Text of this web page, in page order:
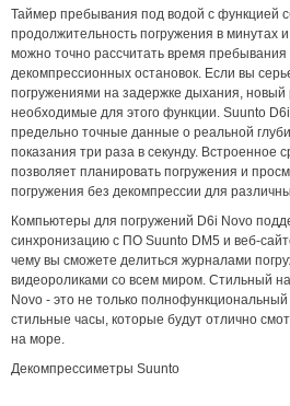
Таймер пребывания под водой с функцией
продолжительность погружения в минутах
можно точно рассчитать время
декомпрессионных остановок. Если вы
погружениями на задержке дыхания, новый
необходимые для этого функции. Suunto
предельно точные данные о реальной
показания три раза в секунду. Встроенное
позволяет планировать погружения и
погружения без декомпрессии для
Компьютеры для погружений D6i Novo
синхронизацию с ПО Suunto DM5 и веб-
чему вы сможете делиться журналами
видеороликами со всем миром. Стильный
Novo - это не только
стильные часы, которые будут отлично
на море.
Декомпрессиметры Suunto